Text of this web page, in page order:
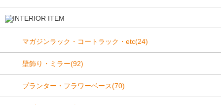
マガジンラック・コートラック・etc(24)
壁飾り・ミラー(92)
プランター・フラワーベース(70)